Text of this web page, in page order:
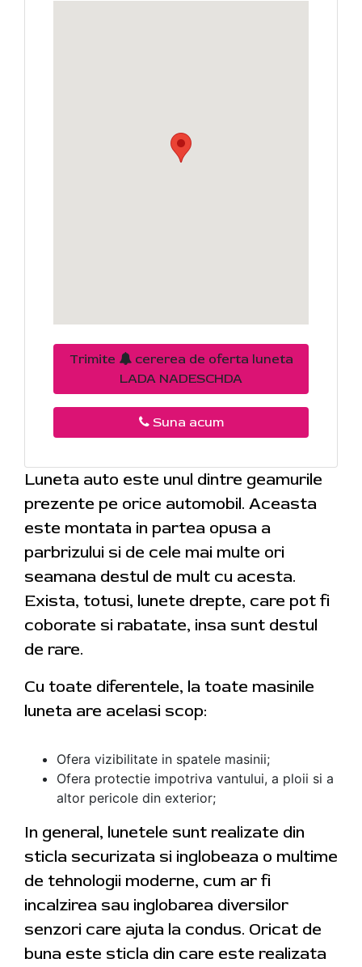
Trimite
cererea de oferta luneta
LADA NADESCHDA
Suna acum
Luneta auto este unul dintre geamurile
prezente pe orice automobil. Aceasta
este montata in partea opusa a
parbrizului si de cele mai multe ori
seamana destul de mult cu acesta.
Exista, totusi, lunete drepte, care pot fi
coborate si rabatate, insa sunt destul
de rare.
Cu toate diferentele, la toate masinile
luneta are acelasi scop:
Ofera vizibilitate in spatele masinii;
Ofera protectie impotriva vantului, a ploii si a
altor pericole din exterior;
In general, lunetele sunt realizate din
sticla securizata si inglobeaza o multime
de tehnologii moderne, cum ar fi
incalzirea sau inglobarea diversilor
senzori care ajuta la condus. Oricat de
buna este sticla din care este realizata